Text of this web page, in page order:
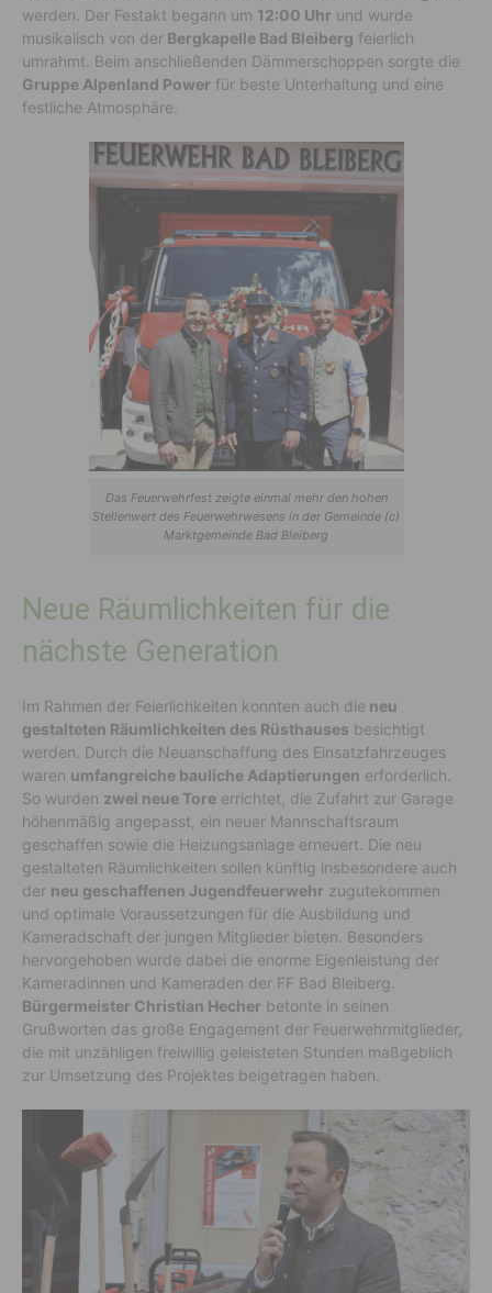
werden. Der Festakt begann um 12:00 Uhr und wurde
musikalisch von der Bergkapelle Bad Bleiberg feierlich
umrahmt. Beim anschließenden Dämmerschoppen sorgte die
Gruppe Alpenland Power für beste Unterhaltung und eine
festliche Atmosphäre.
Das Feuerwehrfest zeigte einmal mehr den hohen
Stellenwert des Feuerwehrwesens in der Gemeinde (c)
Marktgemeinde Bad Bleiberg
Neue Räumlichkeiten für die
nächste Generation
Im Rahmen der Feierlichkeiten konnten auch die neu
gestalteten Räumlichkeiten des Rüsthauses besichtigt
werden. Durch die Neuanschaffung des Einsatzfahrzeuges
waren umfangreiche bauliche Adaptierungen erforderlich.
So wurden zwei neue Tore errichtet, die Zufahrt zur Garage
höhenmäßig angepasst, ein neuer Mannschaftsraum
geschaffen sowie die Heizungsanlage erneuert. Die neu
gestalteten Räumlichkeiten sollen künftig insbesondere auch
der neu geschaffenen Jugendfeuerwehr zugutekommen
und optimale Voraussetzungen für die Ausbildung und
Kameradschaft der jungen Mitglieder bieten. Besonders
hervorgehoben wurde dabei die enorme Eigenleistung der
Kameradinnen und Kameraden der FF Bad Bleiberg.
Bürgermeister Christian Hecher betonte in seinen
Grußworten das große Engagement der Feuerwehrmitglieder,
die mit unzähligen freiwillig geleisteten Stunden maßgeblich
zur Umsetzung des Projektes beigetragen haben.